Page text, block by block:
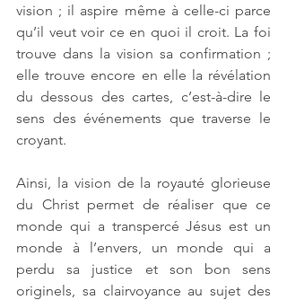
vision ; il aspire même à celle-ci parce
qu’il veut voir ce en quoi il croit. La foi
trouve dans la vision sa confirmation ;
elle trouve encore en elle la révélation
du dessous des cartes, c’est-à-dire le
sens des événements que traverse le
croyant.
Ainsi, la vision de la royauté glorieuse
du Christ permet de réaliser que ce
monde qui a transpercé Jésus est un
monde à l’envers, un monde qui a
perdu sa justice et son bon sens
originels, sa clairvoyance au sujet des